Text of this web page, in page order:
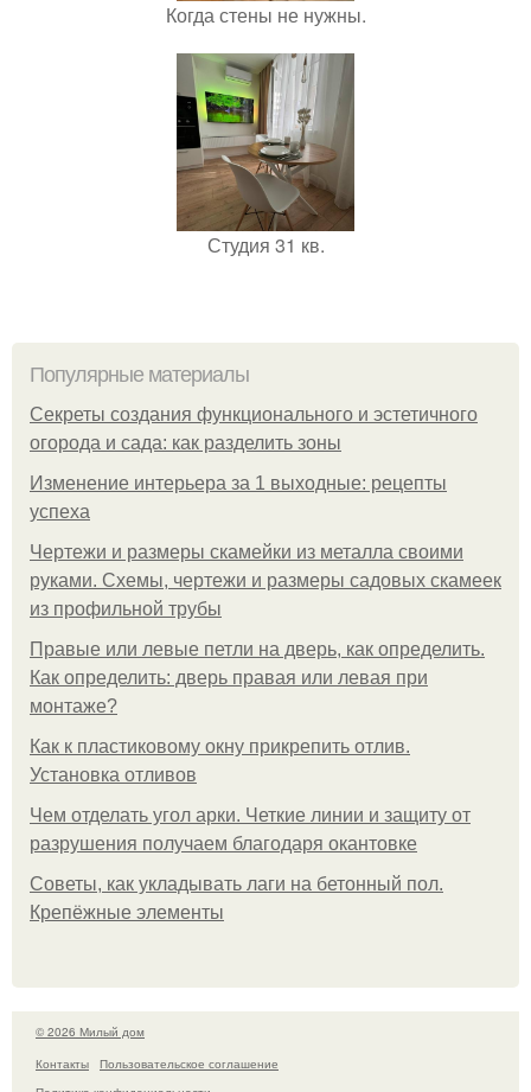
Когда стены не нужны.
Студия 31 кв.
Популярные материалы
Секреты создания функционального и эстетичного
огорода и сада: как разделить зоны
Изменение интерьера за 1 выходные: рецепты
успеха
Чертежи и размеры скамейки из металла своими
руками. Схемы, чертежи и размеры садовых скамеек
из профильной трубы
Правые или левые петли на дверь, как определить.
Как определить: дверь правая или левая при
монтаже?
Как к пластиковому окну прикрепить отлив.
Установка отливов
Чем отделать угол арки. Четкие линии и защиту от
разрушения получаем благодаря окантовке
Советы, как укладывать лаги на бетонный пол.
Крепёжные элементы
© 2026 Милый дом
Контакты
Пользовательское соглашение